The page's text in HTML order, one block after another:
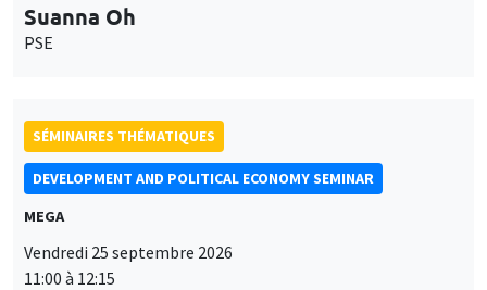
Suanna Oh
PSE
SÉMINAIRES THÉMATIQUES
DEVELOPMENT AND POLITICAL ECONOMY SEMINAR
MEGA
Vendredi 25 septembre 2026
11:00 à 12:15